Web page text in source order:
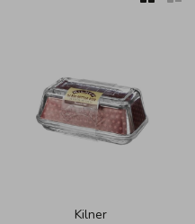
Kilner